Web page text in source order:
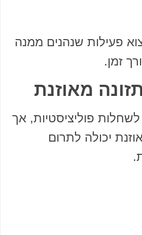
פעילות שנהנים ממנה
זמן.
פוליציסטיות, אך
יכולה לתרום